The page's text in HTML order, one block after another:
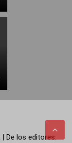
| De los editores: